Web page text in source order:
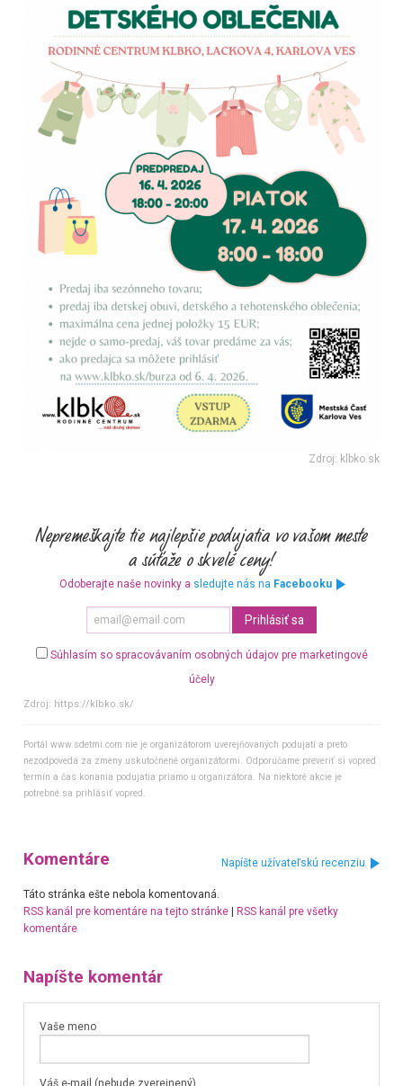
Zdroj: klbko.sk
Odoberajte naše novinky a sledujte nás na Facebooku
Súhlasím so spracovávaním osobných údajov pre marketingové
účely
Zdroj: https://klbko.sk/
Portál www.sdetmi.com nie je organizátorom uverejňovaných podujatí a preto
nezodpovedá za zmeny uskutočnené organizátormi. Odporúčame preveriť si vopred
termín a čas konania podujatia priamo u organizátora. Na niektoré akcie je
potrebné sa prihlásiť vopred.
Komentáre Napíšte užívateľskú recenziu
Táto stránka ešte nebola komentovaná.
RSS kanál pre komentáre na tejto stránke|
RSS kanál pre všetky
komentáre
Napíšte komentár
Vaše meno